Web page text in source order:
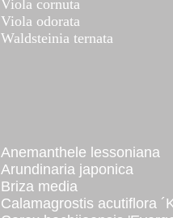
Viola cornuta
Viola odorata
Waldsteinia ternata
Anemanthele lessoniana
Arundinaria japonica
Briza media
Calamagrostis acutiflora